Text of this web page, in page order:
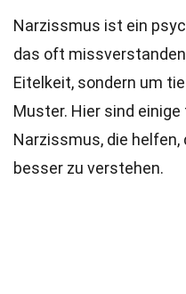
Narzissmus ist ein
das oft
Eitelkeit, sondern um
Muster. Hier sind
Narzissmus, die
besser zu verstehen.